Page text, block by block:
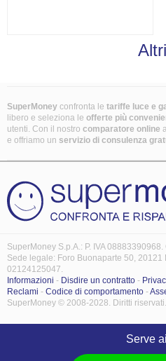
SuperMoney confronta le tariffe luce e
libero e seleziona le offerte più
utenti. Con il nostro comparatore online
e offriamo un servizio di consulenza
SuperMoney S.p.A.: P. IVA
Sede legale: Foro Buonaparte 50, 20121
02124125047.
Informazioni - Disdire un contratto -
Reclami - Codice di comportamento -
SuperMoney © 2008-2028. Diritti riservati.
Serve